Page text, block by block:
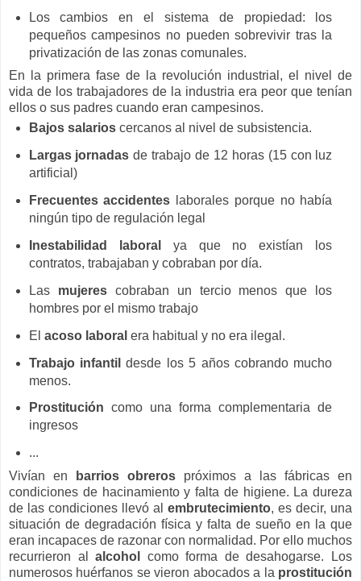
Los cambios en el sistema de propiedad: los
pequeños campesinos no pueden sobrevivir tras la
privatización de las zonas comunales.
En la primera fase de la revolución industrial, el nivel de
vida de los trabajadores de la industria era peor que tenían
ellos o sus padres cuando eran campesinos.
Bajos salarioscercanos al nivel de subsistencia.
Largas jornadasde trabajo de 12 horas (15 con luz
artificial)
Frecuentes accidentes laborales porque no había
ningún tipo de regulación legal
Inestabilidad laboral
ya que no existían los
contratos, trabajaban y cobraban por día.
Las mujeres cobraban un tercio menos que los
hombres por el mismo trabajo
El acoso laboral era habitual y no era ilegal.
Trabajo infantil desde los 5 años cobrando mucho
menos.
Prostitución como una forma complementaria de
ingresos
...
Vivían en barrios obreros próximos a las fábricas en
condiciones de hacinamiento y falta de higiene. La dureza
de las condiciones llevó al embrutecimiento, es decir, una
situación de degradación física y falta de sueño en la que
eran incapaces de razonar con normalidad. Por ello muchos
recurrieron alalcohol como forma de desahogarse. Los
numerosos huérfanos se vieron abocados a la prostitución